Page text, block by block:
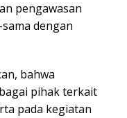
pengawasan
dengan
bahwa
pihak terkait
pada kegiatan